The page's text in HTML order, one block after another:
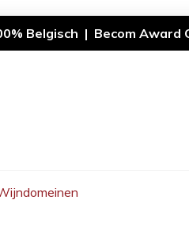
Belgisch | Becom Award